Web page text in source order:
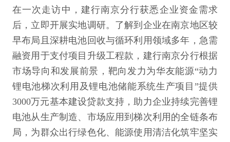
在一次走访中，建行南京分行获悉企业资金需求
后，立即开展实地调研。了解到企业在南京地区较
早布局且深耕电池回收与循环利用领域多年，急需
融资用于支付项目升级工程款，建行南京分行根据
市场导向和发展前景，靶向发力为华友能源“动力
锂电池梯次利用及锂电池储能系统生产项目”提供
3000万元基本建设贷款支持，助力企业持续完善锂
电池从生产制造、市场应用到梯次利用的全链条布
局，为群众出行绿色化、能源使用清洁化筑牢坚实